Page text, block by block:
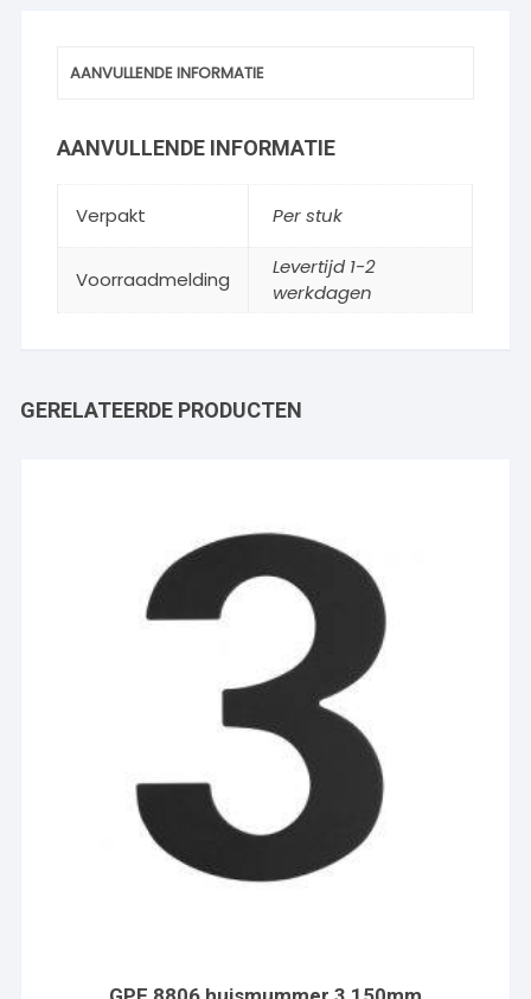
AANVULLENDE INFORMATIE
AANVULLENDE INFORMATIE
Verpakt Per stuk
Voorraadmelding
Levertijd 1-2
werkdagen
GERELATEERDE PRODUCTEN